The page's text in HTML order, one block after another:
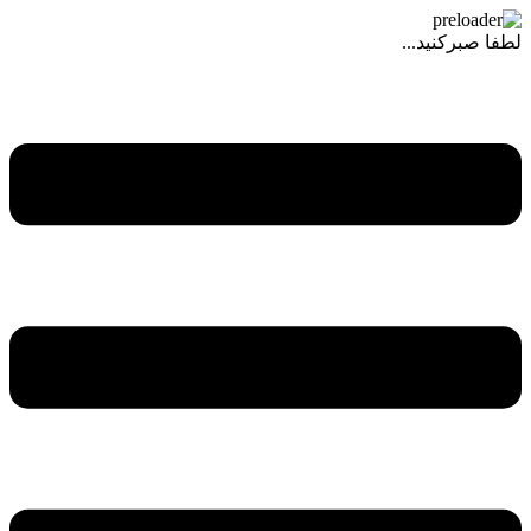
لطفا صبرکنید...